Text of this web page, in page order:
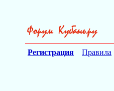
Регистрация Правила